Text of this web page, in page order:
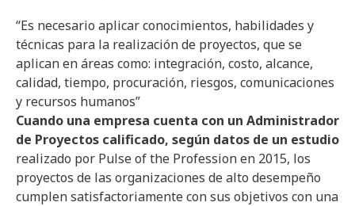
“Es necesario aplicar conocimientos, habilidades y
técnicas para la realización de proyectos, que se
aplican en áreas como: integración, costo, alcance,
calidad, tiempo, procuración, riesgos, comunicaciones
y recursos humanos”
Cuando una empresa cuenta con un Administrador
de Proyectos calificado, según datos de un estudio
realizado por Pulse of the Profession en 2015, los
proyectos de las organizaciones de alto desempeño
cumplen satisfactoriamente con sus objetivos con una